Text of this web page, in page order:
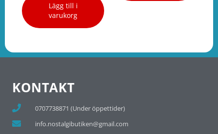
Lägg till i
varukorg
KONTAKT
0707738871 (Under öppettider)
info.nostalgibutiken@gmail.com